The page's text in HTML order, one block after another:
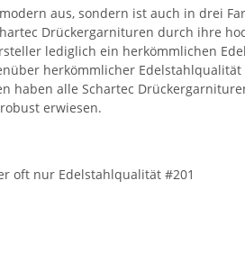
aus, sondern ist auch in drei
Drückergarnituren durch ihre
lediglich ein herkömmlichen
herkömmlicher
haben alle Schartec
erwiesen.
oft nur Edelstahlqualität #201